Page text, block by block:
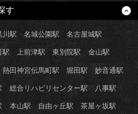
す
川駅 名城公園駅 名古屋城駅
駅 上前津駅 東別院駅 金山駅
熱田神宮伝馬町駅 堀田駅 妙音通駅
総合リハビリセンター駅 八事駅
本山駅 自由ヶ丘駅 茶屋ヶ坂駅